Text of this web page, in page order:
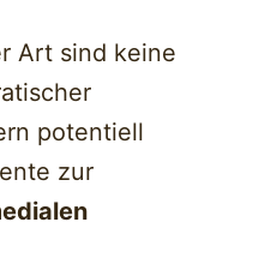
Art sind keine
potentiell
zur